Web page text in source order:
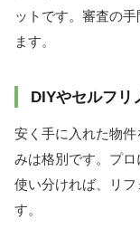
ットです。審査の
ます。
DIYやセルフリ
安く手に入れた物
みは格別です。プ
使い分ければ、リ
す。